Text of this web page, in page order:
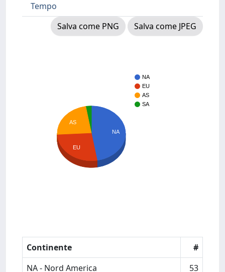
Tempo
Salva come PNG
Salva come JPEG
NA
EU
AS
SA
NA
AS
EU
Continente
#
NA - Nord America
53